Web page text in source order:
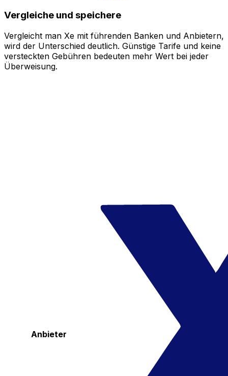
Vergleiche und speichere
Vergleicht man Xe mit führenden Banken und Anbietern,
wird der Unterschied deutlich. Günstige Tarife und keine
versteckten Gebühren bedeuten mehr Wert bei jeder
Überweisung.
Anbieter